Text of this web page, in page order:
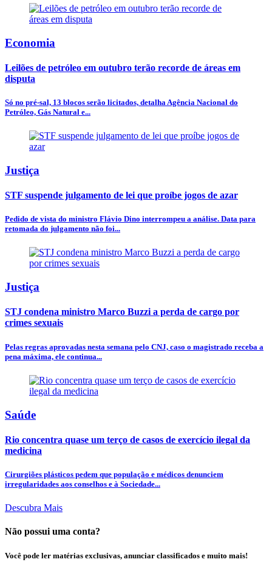
Economia
Leilões de petróleo em outubro terão recorde de áreas em
disputa
Só no pré-sal, 13 blocos serão licitados, detalha Agência Nacional do
Petróleo, Gás Natural e...
Justiça
STF suspende julgamento de lei que proíbe jogos de azar
Pedido de vista do ministro Flávio Dino interrompeu a análise. Data para
retomada do julgamento não foi...
Justiça
STJ condena ministro Marco Buzzi a perda de cargo por
crimes sexuais
Pelas regras aprovadas nesta semana pelo CNJ, caso o magistrado receba a
pena máxima, ele continua...
Saúde
Rio concentra quase um terço de casos de exercício ilegal da
medicina
Cirurgiões plásticos pedem que população e médicos denunciem
irregularidades aos conselhos e à Sociedade...
Descubra Mais
Não possui uma conta?
Você pode ler matérias exclusivas, anunciar classificados e muito mais!